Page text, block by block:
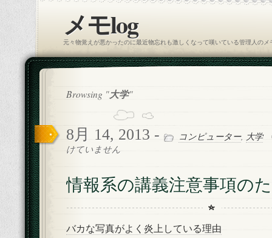
メモlog
元々物覚えが悪かったのに最近物忘れも激しくなって嘆いている管理人のメ
Browsing "大学"
8月 14, 2013 - コンピューター, 大学
けていません
情報系の講義注意事項の
バカな写真がよく炎上している理由